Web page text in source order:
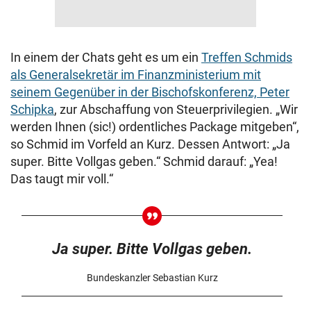
In einem der Chats geht es um ein Treffen Schmids
als Generalsekretär im Finanzministerium mit
seinem Gegenüber in der Bischofskonferenz, Peter
Schipka, zur Abschaffung von Steuerprivilegien. „Wir
werden Ihnen (sic!) ordentliches Package mitgeben“,
so Schmid im Vorfeld an Kurz. Dessen Antwort: „Ja
super. Bitte Vollgas geben.“ Schmid darauf: „Yea!
Das taugt mir voll.“
Ja super. Bitte Vollgas geben.
Bundeskanzler Sebastian Kurz